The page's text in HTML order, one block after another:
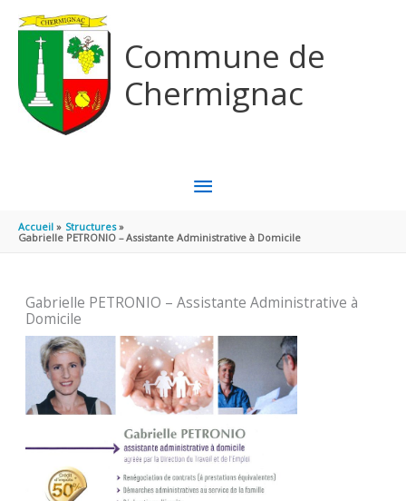
Commune de
Chermignac
MENU
PRINCIPAL
Accueil
Structures
Gabrielle PETRONIO – Assistante Administrative à Domicile
Gabrielle PETRONIO – Assistante Administrative à
Domicile